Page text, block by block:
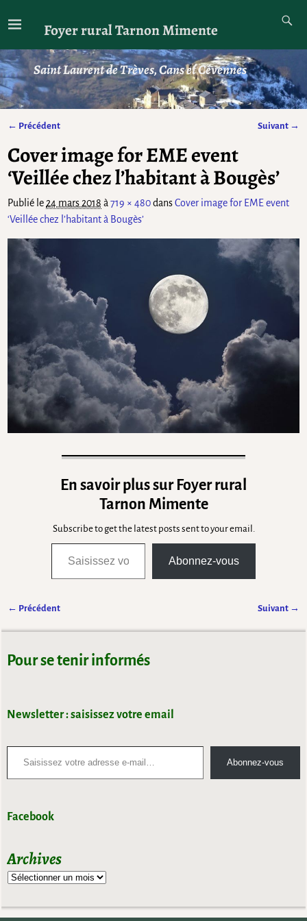
Foyer rural Tarnon Mimente
Saint Laurent de Trèves, Cans et Cévennes
← Précédent Suivant →
Cover image for EME event
‘Veillée chez l’habitant à Bougès’
Publié le 24 mars 2018 à719 × 480dansCover image for EME event
‘Veillée chez l’habitant à Bougès’
En savoir plus sur Foyer rural
Tarnon Mimente
Subscribe to get the latest posts sent to your email.
Abonnez-vous
← Précédent Suivant →
Pour se tenir informés
Newsletter : saisissez votre email
Abonnez-vous
Facebook
Archives